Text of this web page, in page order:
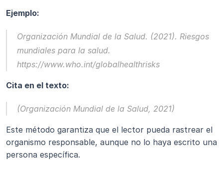
Ejemplo:
Organización Mundial de la Salud. (2021). Riesgos
mundiales para la salud.
https://www.who.int/globalhealthrisks
Cita en el texto:
(Organización Mundial de la Salud, 2021)
Este método garantiza que el lector pueda rastrear el
organismo responsable, aunque no lo haya escrito una
persona específica.